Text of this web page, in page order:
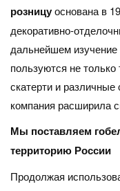
розницуоснована в
декоративно-
дальнейшем
пользуются не
скатерти и
компания расширила
Мы поставляем
территорию России
Продолжая